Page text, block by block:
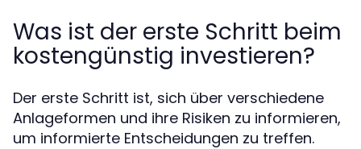
Was ist der erste Schritt beim
kostengünstig investieren?
Der erste Schritt ist, sich über verschiedene
Anlageformen und ihre Risiken zu informieren,
um informierte Entscheidungen zu treffen.